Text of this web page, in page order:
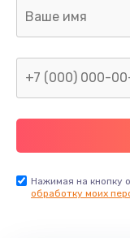
Нажимая на кнопку
обработку моих